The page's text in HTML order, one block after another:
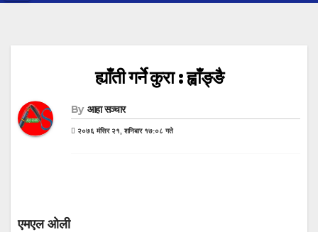
ह्याँती गर्ने कुरा : ह्वाँङ्ङै
By आहा सञ्चार
२०७६ मंसिर २१, शनिबार १७:०८ गते
एमएल ओली